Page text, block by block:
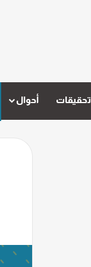
تحقيقات أحوال